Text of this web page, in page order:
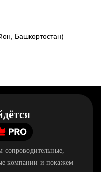
Башкортостан)
компании и покажем